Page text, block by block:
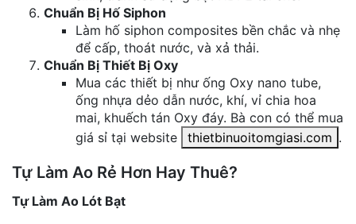
Chuẩn Bị Hố Siphon
Làm hố siphon composites bền chắc và nhẹ
để cấp, thoát nước, và xả thải.
Chuẩn Bị Thiết Bị Oxy
Mua các thiết bị như ống Oxy nano tube,
ống nhựa dẻo dẫn nước, khí, vỉ chia hoa
mai, khuếch tán Oxy đáy. Bà con có thể mua
giá sỉ tại website
thietbinuoitomgiasi.com .
Tự Làm Ao Rẻ Hơn Hay Thuê?
Tự Làm Ao Lót Bạt